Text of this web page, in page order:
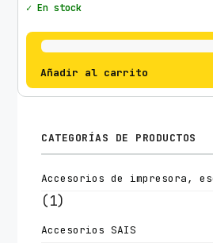
✓ En stock
Añadir al carrito
CATEGORÍAS DE PRODUCTOS
Accesorios de impresora,
(1)
Accesorios SAIS